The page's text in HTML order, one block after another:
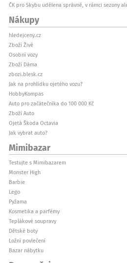
ČK pro Skybu udělena správně, v rámci sezony
Nákupy
hledejceny.cz
Zboží Živě
Osobní vozy
Zboží Dáma
zbozi.blesk.cz
Jak na prohlídku ojetého vozu?
HobbyKompas
Auto pro začátečníka do 100 000 Kč
Zboží Auto
Ojetá Škoda Octavia
Jak vybrat auto?
Mimibazar
Testujte s Mimibazarem
Monster High
Barbie
Lego
Pyžama
Kosmetika a parfémy
Teplákové soupravy
Dětské boty
Ložní povlečení
Bazar nábytku